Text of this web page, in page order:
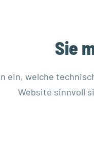
Sie
ein, welche
Website sinnvoll